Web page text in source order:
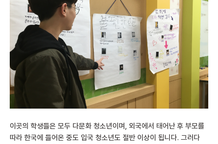
이곳의 학생들은 모두 다문화 청소년이며, 외국에서 태어난 후 부모를
따라 한국에 들어온 중도 입국 청소년도 절반 이상이 됩니다. 그러다